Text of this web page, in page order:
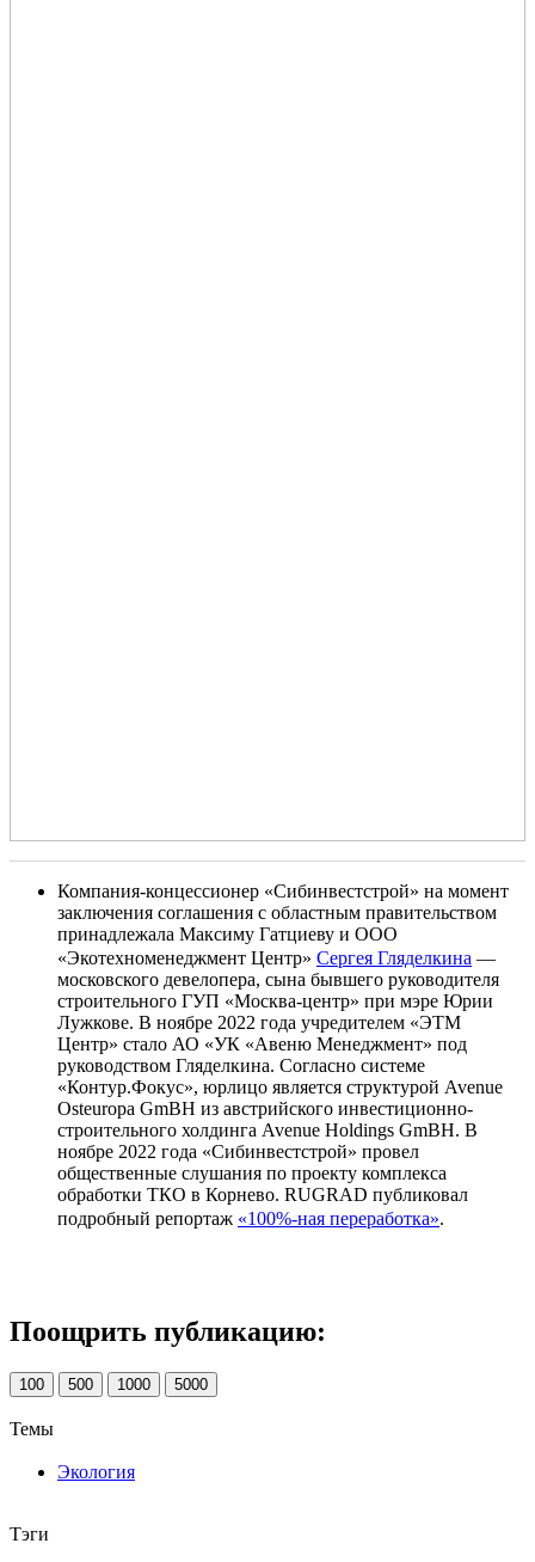
Компания-концессионер «Сибинвестстрой» на момент
заключения соглашения с областным правительством
принадлежала Максиму Гатциеву и ООО
«Экотехноменеджмент Центр» Сергея Гляделкина —
московского девелопера, сына бывшего руководителя
строительного ГУП «Москва-центр» при мэре Юрии
Лужкове. В ноябре 2022 года учредителем «ЭТМ
Центр» стало АО «УК «Авеню Менеджмент» под
руководством Гляделкина. Согласно системе
«Контур.Фокус», юрлицо является структурой Avenue
Osteuropa GmBH из австрийского инвестиционно-
строительного холдинга Avenue Holdings GmBH. В
ноябре 2022 года «Сибинвестстрой» провел
общественные слушания по проекту комплекса
обработки ТКО в Корнево. RUGRAD публиковал
подробный репортаж «100%-ная переработка».
Поощрить публикацию:
100 500 1000 5000
Темы
Экология
Тэги